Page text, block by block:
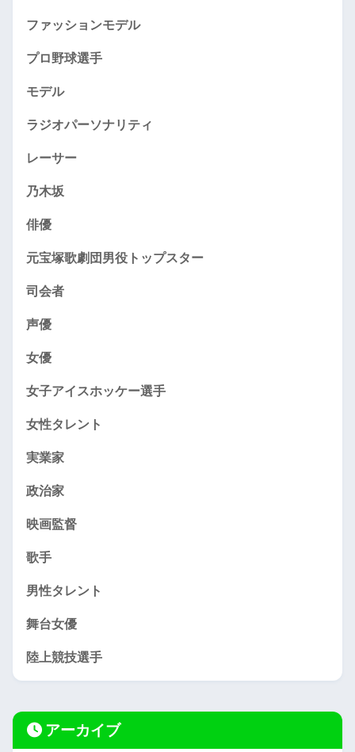
ファッションモデル
プロ野球選手
モデル
ラジオパーソナリティ
レーサー
乃木坂
俳優
元宝塚歌劇団男役トップスター
司会者
声優
女優
女子アイスホッケー選手
女性タレント
実業家
政治家
映画監督
歌手
男性タレント
舞台女優
陸上競技選手
アーカイブ